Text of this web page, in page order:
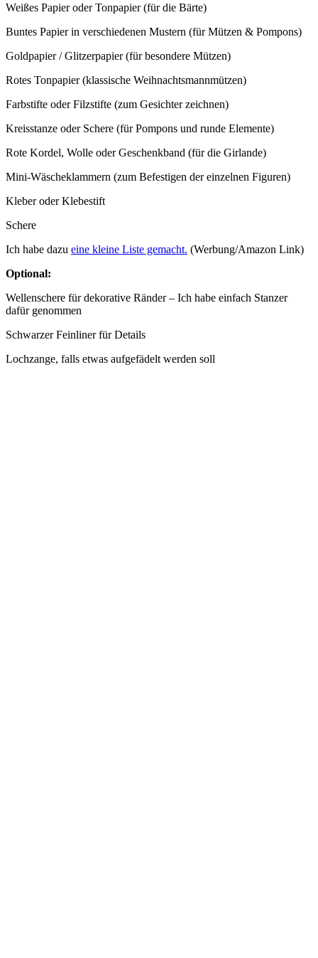
Weißes Papier oder Tonpapier (für die Bärte)
Buntes Papier in verschiedenen Mustern (für Mützen & Pompons)
Goldpapier / Glitzerpapier (für besondere Mützen)
Rotes Tonpapier (klassische Weihnachtsmannmützen)
Farbstifte oder Filzstifte (zum Gesichter zeichnen)
Kreisstanze oder Schere (für Pompons und runde Elemente)
Rote Kordel, Wolle oder Geschenkband (für die Girlande)
Mini-Wäscheklammern (zum Befestigen der einzelnen Figuren)
Kleber oder Klebestift
Schere
Ich habe dazu eine kleine Liste gemacht. (Werbung/Amazon Link)
Optional:
Wellenschere für dekorative Ränder – Ich habe einfach Stanzer
dafür genommen
Schwarzer Feinliner für Details
Lochzange, falls etwas aufgefädelt werden soll